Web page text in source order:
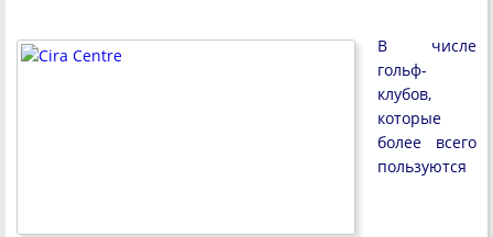
В числе
гольф-
клубов,
которые
более всего
пользуются